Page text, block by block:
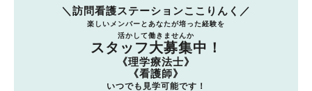
＼訪問看護ステーションここりんく／
楽しいメンバーとあなたが培った経験を
活かして働きませんか
スタッフ大募集中！
《理学療法士》
《看護師》
いつでも見学可能です！